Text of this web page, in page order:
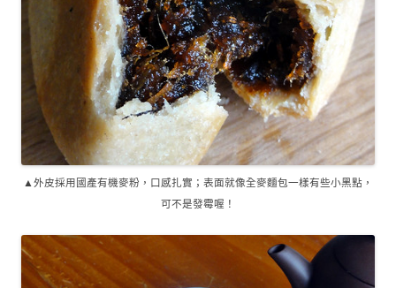
▲外皮採用國產有機麥粉，口感扎實；表面就像全麥麵包一樣有些小黑點，
可不是發霉喔！